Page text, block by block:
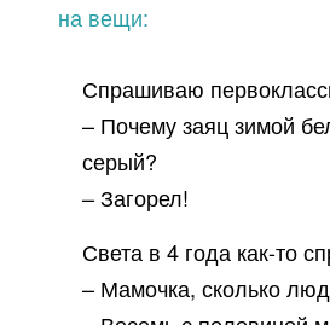
на вещи:
Спрашиваю
– Почему заяц зимой
серый?
– Загорел!
Света в 4 года как-то
– Мамочка, сколько